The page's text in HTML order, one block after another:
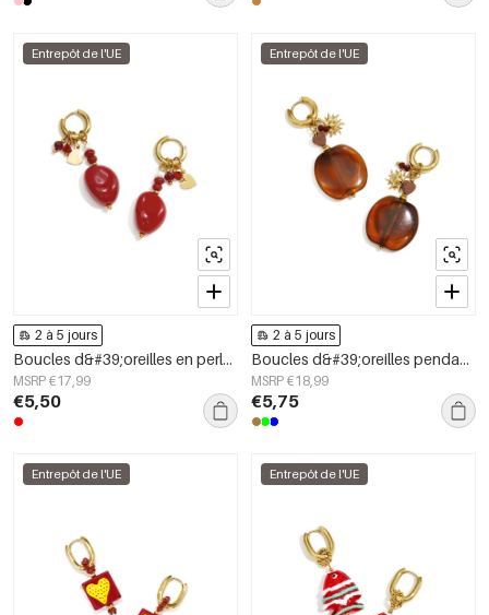
Entrepôt de l'UE
2 à 5 jours
Boucles d&#39;oreilles en perles d&#39;acier inoxydable en forme de cœur, collection Daily Simple, bijoux pour femmes
MSRP €17,99
€5,50
Entrepôt de l'UE
2 à 5 jours
Boucles d&#39;oreilles pendantes en acier inoxydable, motif floral, collection Daily Simple, bijoux pour femmes
MSRP €18,99
€5,75
Entrepôt de l'UE Entrepôt de l'UE